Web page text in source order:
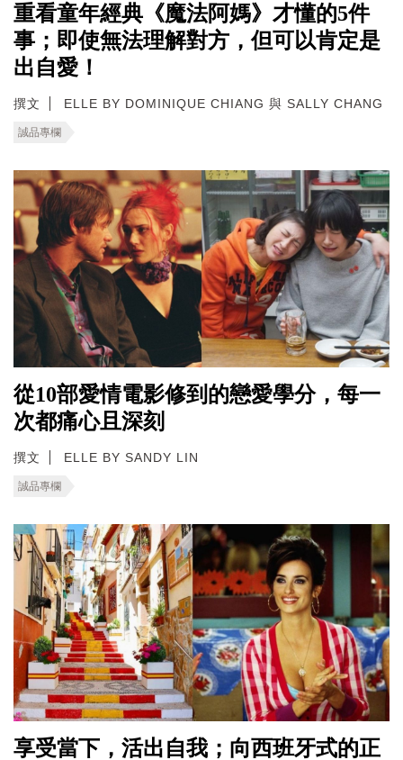
重看童年經典《魔法阿媽》才懂的5件
事；即使無法理解對方，但可以肯定是
出自愛！
撰文 ELLE BY DOMINIQUE CHIANG 與 SALLY CHANG
誠品專欄
從10部愛情電影修到的戀愛學分，每一
次都痛心且深刻
撰文 ELLE BY SANDY LIN
誠品專欄
享受當下，活出自我；向西班牙式的正